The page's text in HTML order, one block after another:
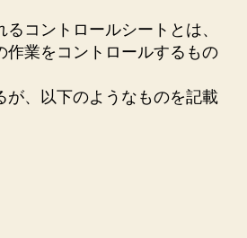
コントロールシートとは、
作業をコントロールするもの
が、以下のようなものを記載